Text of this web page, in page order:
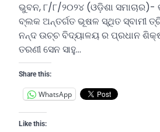
ଭୁବନ, ୮/୮/୨୦୨୪ (ଓଡ଼ିଶା
ବ୍ଲକ ଅନ୍ତର୍ଗତ ଭୂଷଳ ସ୍ଥିତ ସ୍ବାମୀ
ନନ୍ଦ ଉଚ୍ଚ ବିଦ୍ୟାଳୟ ର ପ୍ରଧାନ
ତରଣୀ ସେନ ସାହୁ…
Share this:
WhatsApp
Like this: